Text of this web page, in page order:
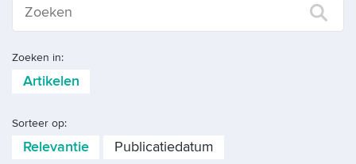
Zoeken in:
Artikelen
Sorteer op:
Relevantie Publicatiedatum